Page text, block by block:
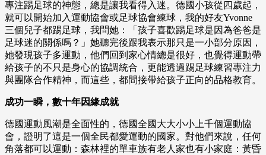
專注踢足球的神態，總是讓我看得入迷。德國小孩從四歲起，
就可以開始加入運動協會或足球協會練球，我的好友Yvonne
三個兒子都踢足球，我問她：「孩子喜歡踢足球是因為爸爸是
足球迷的關係嗎？」她聽完後跟我表示那只是一小部分原因，
她發現孩子多運動，他們回到家心情總是很好，也覺得運動帶
給孩子的不只是身心的協調統合，更能透過踢足球練習專注力
與團隊合作精神，而這些，都間接帶給孩子正向的品格教育。
成功一瞬，數十年因緣成就
德國運動風潮是全面性的，德國全國大大小小上千個運動協
會，證明了這是一個全民都愛運動的國家。對他們來說，任何
角落都可以運動：森林裡的單車族有老人家也有小家庭：黃昏